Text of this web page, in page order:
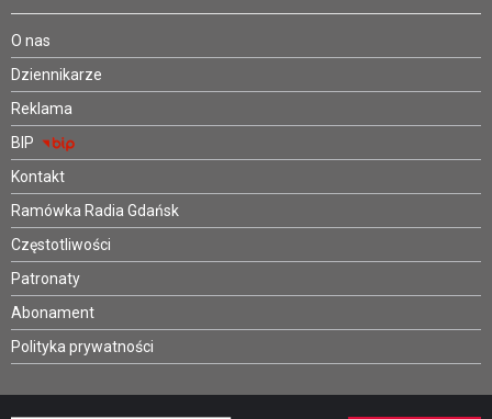
O nas
Dziennikarze
Reklama
BIP
Kontakt
Ramówka Radia Gdańsk
Częstotliwości
Patronaty
Abonament
Polityka prywatności